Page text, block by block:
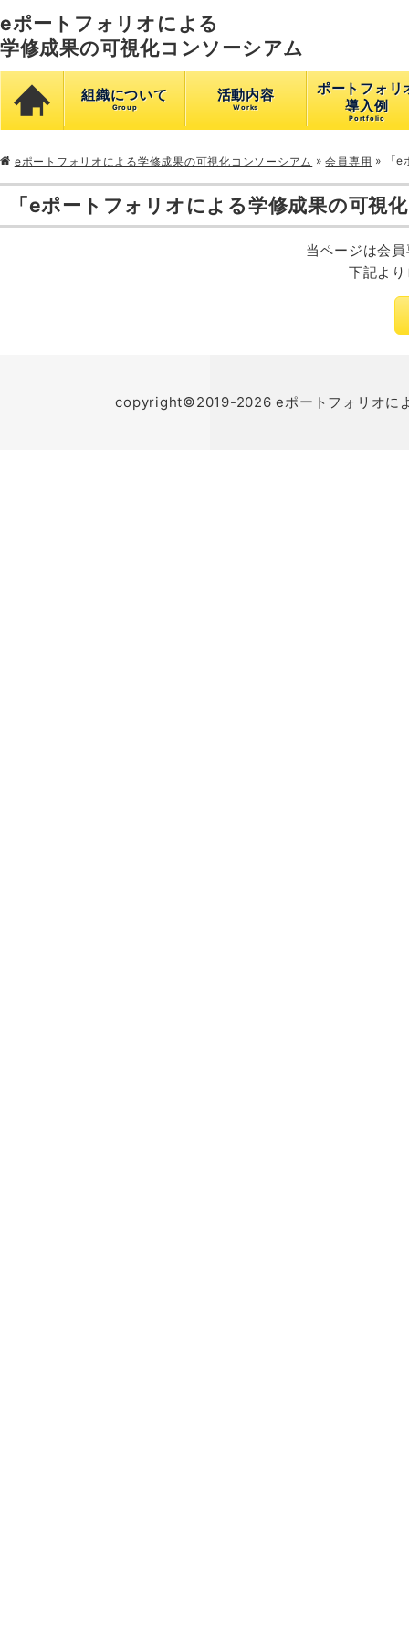
eポートフォリオによる
学修成果の可視化コンソーシアム
組織について 活動内容
ポートフォリ
導入例
eポートフォリオによる学修成果の可視化コンソーシアム »会員専用 » 「
「eポートフォリオによる学修成果の可視
当ページは会
下記よ
copyright©2019-2026 eポートフォリオに